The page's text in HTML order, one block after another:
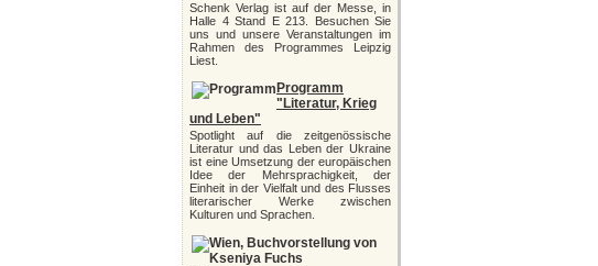
Schenk Verlag ist auf der Messe, in
Halle 4 Stand E 213. Besuchen Sie
uns und unsere Veranstaltungen im
Rahmen des Programmes Leipzig
Liest.
Programm
"Literatur, Krieg
und Leben"
Spotlight auf die zeitgenössische
Literatur und das Leben der Ukraine
ist eine Umsetzung der europäischen
Idee der Mehrsprachigkeit, der
Einheit in der Vielfalt und des Flusses
literarischer Werke zwischen
Kulturen und Sprachen.